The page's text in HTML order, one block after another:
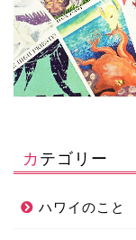
カテゴリー
ハワイのこと